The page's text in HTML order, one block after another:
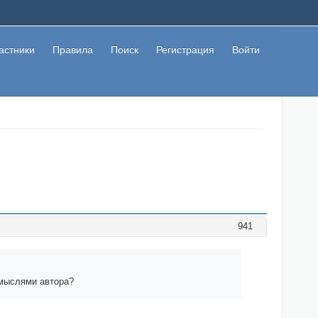
Правила Поиск Регистрация Войти
941
автора?